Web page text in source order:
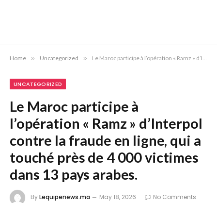
Home » Uncategorized » Le Maroc participe à l’opération « Ramz » d’Interpol contre la fraude en ligne, qui a touché près de 4 000 victimes dans 13 pays arabes.
UNCATEGORIZED
Le Maroc participe à
l’opération « Ramz » d’Interpol
contre la fraude en ligne, qui a
touché près de 4 000 victimes
dans 13 pays arabes.
ByLequipenews.ma May 18, 2026
No Comments